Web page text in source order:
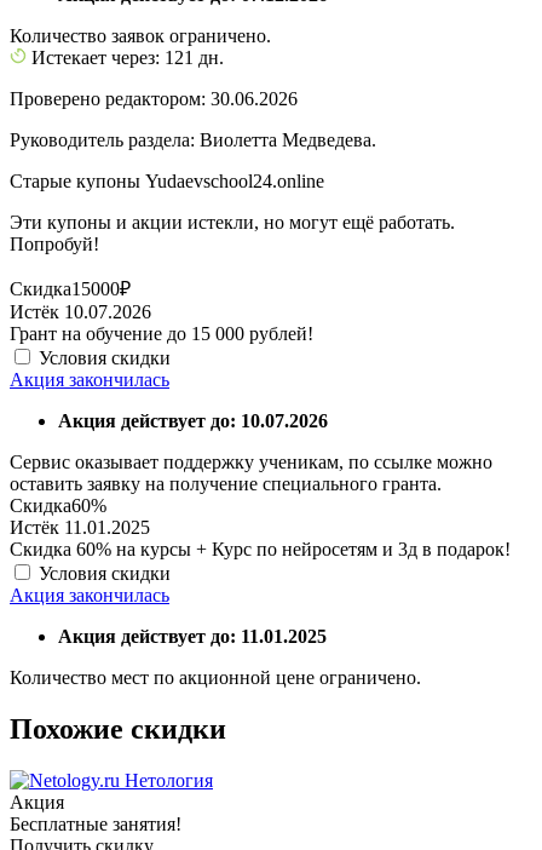
Количество заявок ограничено.
Истекает через: 121 дн.
Проверено редактором: 30.06.2026
Руководитель раздела: Виолетта Медведева.
Старые купоны Yudaevschool24.online
Эти купоны и акции истекли, но могут ещё работать.
Попробуй!
Скидка15000₽
Истёк 10.07.2026
Грант на обучение до 15 000 рублей!
Условия скидки
Акция закончилась
Акция действует до: 10.07.2026
Сервис оказывает поддержку ученикам, по ссылке можно
оставить заявку на получение специального гранта.
Скидка60%
Истёк 11.01.2025
Скидка 60% на курсы + Курс по нейросетям и 3д в подарок!
Условия скидки
Акция закончилась
Акция действует до: 11.01.2025
Количество мест по акционной цене ограничено.
Похожие скидки
Нетология
Акция
Бесплатные занятия!
Получить скидку